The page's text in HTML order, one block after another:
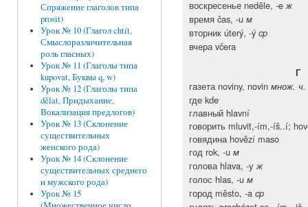
Спряжение глаголов типа
prosit)
Урок № 10 (Глагол chtít,
Смыслоразличительная
роль гласных)
Урок № 11 (Глаголы типа
kupovat, Буквы q, w)
Урок № 12 (Глаголы типа
dělat, Придыхание,
Вокализация предлогов)
Урок № 13 (Склонение
существительных
женского рода)
Урок № 14 (Склонение
существительных среднего
и мужского рода)
Урок № 15
воскресенье neděle, -eж
время čas, -u м
вторник úterý, -ý cp
вчера včera
Г
газета noviny, novin множ. ч.
где kde
главный hlavní
говорить mluvit,-ím,-íš..í;
говядина hovězí maso
год rok, -u м
голова hlava, -уж
голос hlas, -u м
город město, -a cp